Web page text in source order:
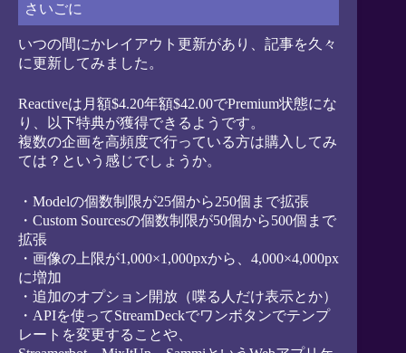
さいごに
いつの間にかレイアウト更新があり、記事を久々
に更新してみました。
Reactiveは月額$4.20年額$42.00でPremium状態にな
り、以下特典が獲得できるようです。
複数の企画を高頻度で行っている方は購入してみ
ては？という感じでしょうか。
・Modelの個数制限が25個から250個まで拡張
・Custom Sourcesの個数制限が50個から500個まで
拡張
・画像の上限が1,000×1,000pxから、4,000×4,000px
に増加
・追加のオプション開放（喋る人だけ表示とか）
・APIを使ってStreamDeckでワンボタンでテンプ
レートを変更することや、